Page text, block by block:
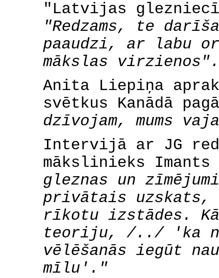
"Latvijas
"Redzams, te
paaudzi, ar labu
mākslas virzienos".
Anita Liepiņa
svētkus Kanādā
dzīvojam, mums
Intervijā ar JG
mākslinieks
gleznas un
privātais
rīkotu izstādes.
teoriju, /../ 'ka
vēlēšanās iegūt
mīlu'."